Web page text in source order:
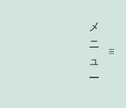
メ
ニ
ュ
ー